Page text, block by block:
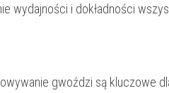
wydajności i dokładności
gwoździ są kluczowe